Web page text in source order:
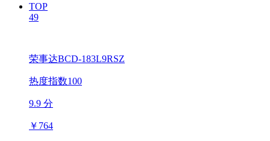
TOP
49
荣事达BCD-183L9RSZ
热度指数100
9.9 分
￥ 764